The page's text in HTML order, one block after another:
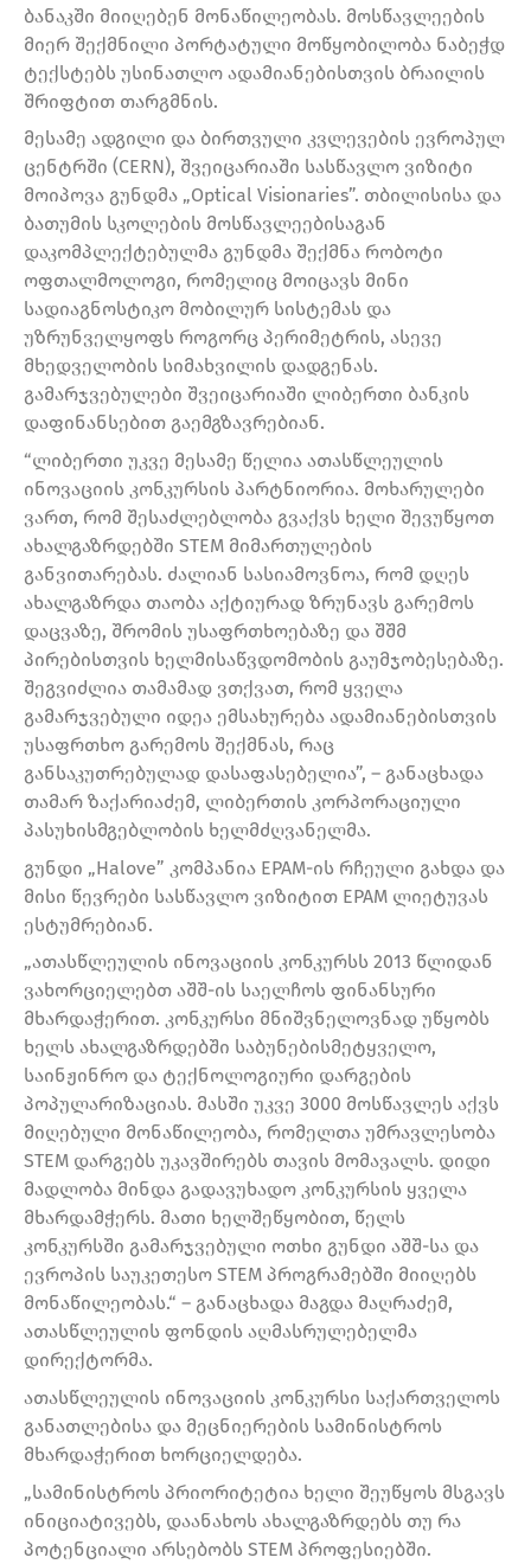
ბანაკში მიიღებენ მონაწილეობას. მოსწავლეების
მიერ შექმნილი პორტატული მოწყობილობა ნაბეჭდ
ტექსტებს უსინათლო ადამიანებისთვის ბრაილის
შრიფტით თარგმნის.
მესამე ადგილი და ბირთვული კვლევების ევროპულ
ცენტრში (CERN), შვეიცარიაში სასწავლო ვიზიტი
მოიპოვა გუნდმა „Optical Visionaries”. თბილისისა და
ბათუმის სკოლების მოსწავლეებისაგან
დაკომპლექტებულმა გუნდმა შექმნა რობოტი
ოფთალმოლოგი, რომელიც მოიცავს მინი
სადიაგნოსტიკო მობილურ სისტემას და
უზრუნველყოფს როგორც პერიმეტრის, ასევე
მხედველობის სიმახვილის დადგენას.
გამარჯვებულები შვეიცარიაში ლიბერთი ბანკის
დაფინანსებით გაემგზავრებიან.
“ლიბერთი უკვე მესამე წელია ათასწლეულის
ინოვაციის კონკურსის პარტნიორია. მოხარულები
ვართ, რომ შესაძლებლობა გვაქვს ხელი შევუწყოთ
ახალგაზრდებში STEM მიმართულების
განვითარებას. ძალიან სასიამოვნოა, რომ დღეს
ახალგაზრდა თაობა აქტიურად ზრუნავს გარემოს
დაცვაზე, შრომის უსაფრთხოებაზე და შშმ
პირებისთვის ხელმისაწვდომობის გაუმჯობესებაზე.
შეგვიძლია თამამად ვთქვათ, რომ ყველა
გამარჯვებული იდეა ემსახურება ადამიანებისთვის
უსაფრთხო გარემოს შექმნას, რაც
განსაკუთრებულად დასაფასებელია”, – განაცხადა
თამარ ზაქარიაძემ, ლიბერთის კორპორაციული
პასუხისმგებლობის ხელმძღვანელმა.
გუნდი „Halove” კომპანია EPAM-ის რჩეული გახდა და
მისი წევრები სასწავლო ვიზიტით EPAM ლიეტუვას
ესტუმრებიან.
„ათასწლეულის ინოვაციის კონკურსს 2013 წლიდან
ვახორციელებთ აშშ-ის საელჩოს ფინანსური
მხარდაჭერით. კონკურსი მნიშვნელოვნად უწყობს
ხელს ახალგაზრდებში საბუნებისმეტყველო,
საინჟინრო და ტექნოლოგიური დარგების
პოპულარიზაციას. მასში უკვე 3000 მოსწავლეს აქვს
მიღებული მონაწილეობა, რომელთა უმრავლესობა
STEM დარგებს უკავშირებს თავის მომავალს. დიდი
მადლობა მინდა გადავუხადო კონკურსის ყველა
მხარდამჭერს. მათი ხელშეწყობით, წელს
კონკურსში გამარჯვებული ოთხი გუნდი აშშ-სა და
ევროპის საუკეთესო STEM პროგრამებში მიიღებს
მონაწილეობას.“ – განაცხადა მაგდა მაღრაძემ,
ათასწლეულის ფონდის აღმასრულებელმა
დირექტორმა.
ათასწლეულის ინოვაციის კონკურსი საქართველოს
განათლებისა და მეცნიერების სამინისტროს
მხარდაჭერით ხორციელდება.
„სამინისტროს პრიორიტეტია ხელი შეუწყოს მსგავს
ინიციატივებს, დაანახოს ახალგაზრდებს თუ რა
პოტენციალი არსებობს STEM პროფესიებში.